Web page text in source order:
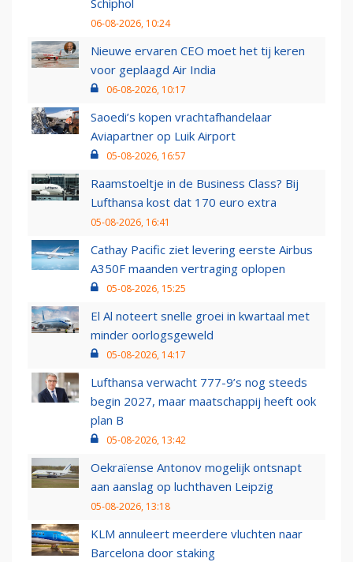
Schiphol
06-08-2026, 10:24
Nieuwe ervaren CEO moet het tij keren
voor geplaagd Air India
06-08-2026, 10:17
Saoedi’s kopen vrachtafhandelaar
Aviapartner op Luik Airport
05-08-2026, 16:57
Raamstoeltje in de Business Class? Bij
Lufthansa kost dat 170 euro extra
05-08-2026, 16:41
Cathay Pacific ziet levering eerste Airbus
A350F maanden vertraging oplopen
05-08-2026, 15:25
El Al noteert snelle groei in kwartaal met
minder oorlogsgeweld
05-08-2026, 14:17
Lufthansa verwacht 777-9’s nog steeds
begin 2027, maar maatschappij heeft ook
plan B
05-08-2026, 13:42
Oekraïense Antonov mogelijk ontsnapt
aan aanslag op luchthaven Leipzig
05-08-2026, 13:18
KLM annuleert meerdere vluchten naar
Barcelona door staking